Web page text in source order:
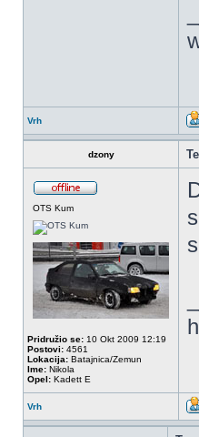
Vrh
dzony
OTS Kum
Pridružio se: 10 Okt 2009 12:19
Postovi: 4561
Lokacija: Batajnica/Zemun
Ime: Nikola
Opel: Kadett E
Vrh